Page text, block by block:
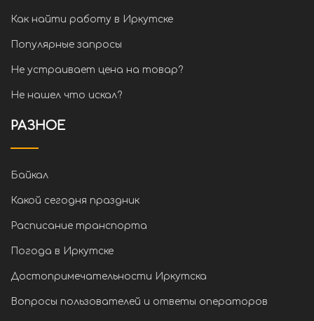
Как найти работу в Иркутске
Популярные запросы
Не устраивает цена на товар?
Не нашел что искал?
РАЗНОЕ
Байкал
Какой сегодня праздник
Расписание транспорта
Погода в Иркутске
Достопримечательности Иркутска
Вопросы пользователей и ответы операторов